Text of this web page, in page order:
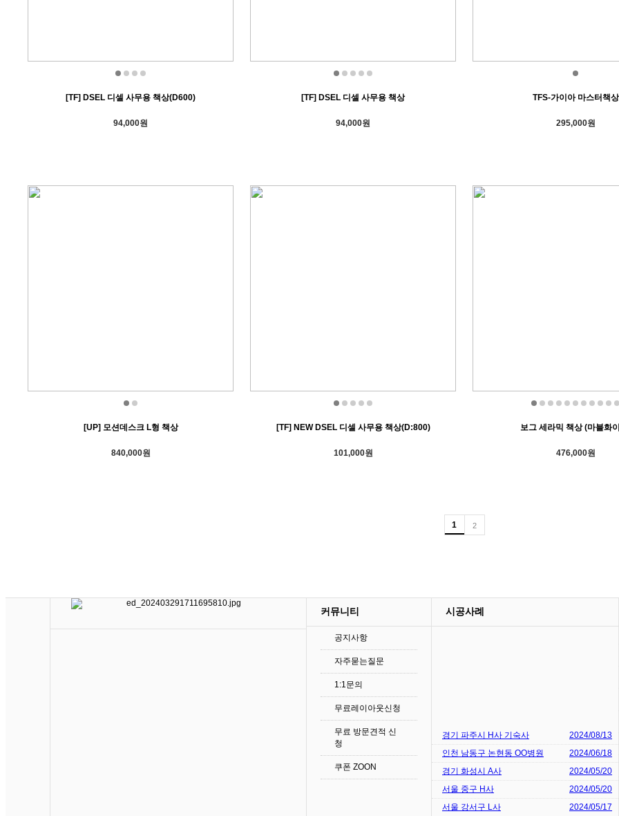
[TF] DSEL 디셀 사무용 책상(D600)
94,000원
[TF] DSEL 디셀 사무용 책상
94,000원
TFS-가이아 마스터책상
295,000원
[UP] 모션데스크 L형 책상
840,000원
[TF] NEW DSEL 디셀 사무용 책상(D:800)
101,000원
보그 세라믹 책상 (마블화
476,000원
1 2
커뮤니티
공지사항
자주묻는질문
1:1문의
무료레이아웃신청
무료 방문견적 신
청
쿠폰 ZOON
시공사례
경기 파주시 H사 기숙사
2024/08/13
인천 남동구 논현동 OO병원
2024/06/18
경기 화성시 A사
2024/05/20
서울 중구 H사
2024/05/20
서울 강서구 L사
2024/05/17